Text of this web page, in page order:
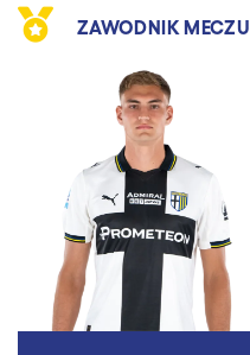
ZAWODNIK MECZU